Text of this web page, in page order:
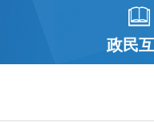
政民